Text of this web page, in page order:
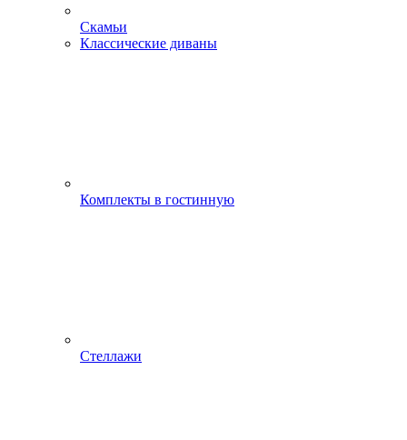
Скамьи
Классические диваны
Комплекты в гостинную
Стеллажи